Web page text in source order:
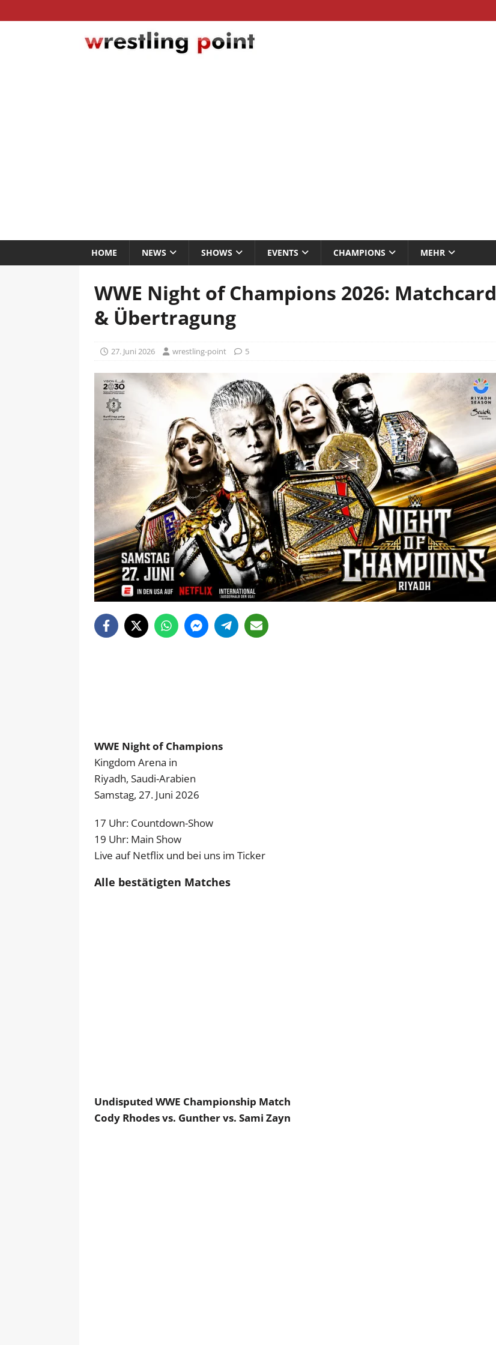
HOME NEWS SHOWS EVENTS CHAMPIONS MEHR
WWE Night of Champions 2026: Matchcard
& Übertragung
27. Juni 2026 wrestling-point 5
WWE Night of Champions
Kingdom Arena in
Riyadh, Saudi-Arabien
Samstag, 27. Juni 2026
17 Uhr: Countdown-Show
19 Uhr: Main Show
Live auf Netflix und bei uns im Ticker
Alle bestätigten Matches
Undisputed WWE Championship Match
Cody Rhodes vs. Gunther vs. Sami Zayn